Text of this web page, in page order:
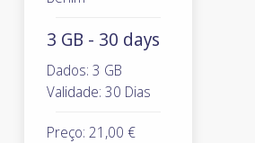
3 GB - 30 days
Dados: 3 GB
Validade: 30 Dias
Preço: 21,00 €